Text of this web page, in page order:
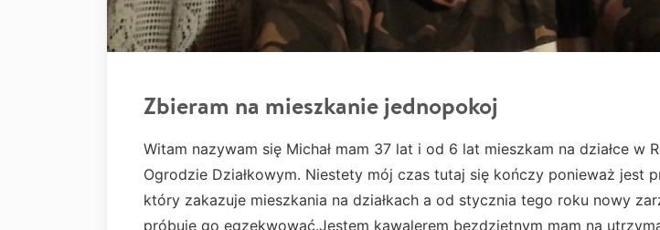
Zbieram na mieszkanie jednopokoj
Witam nazywam się Michał mam 37 lat i od 6 lat mieszkam na działce w
Ogrodzie Działkowym. Niestety mój czas tutaj się kończy ponieważ jest
który zakazuje mieszkania na działkach a od stycznia tego roku nowy
próbuje go egzekwować.Jestem kawalerem bezdzietnym mam na